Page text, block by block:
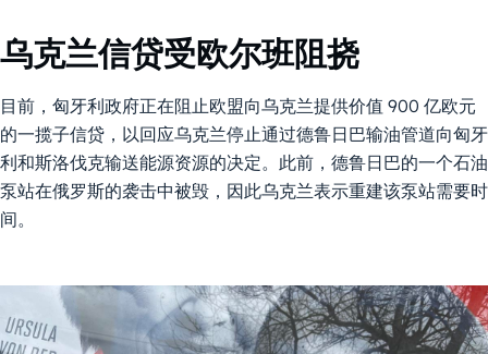
乌克兰信贷受欧尔班阻挠
目前，匈牙利政府正在阻止欧盟向乌克兰提供价值 900 亿欧元
的一揽子信贷，以回应乌克兰停止通过德鲁日巴输油管道向匈牙
利和斯洛伐克输送能源资源的决定。此前，德鲁日巴的一个石油
泵站在俄罗斯的袭击中被毁，因此乌克兰表示重建该泵站需要时
间。